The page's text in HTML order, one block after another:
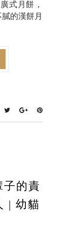
式月餅，
的漢餅月
的責
| 幼貓